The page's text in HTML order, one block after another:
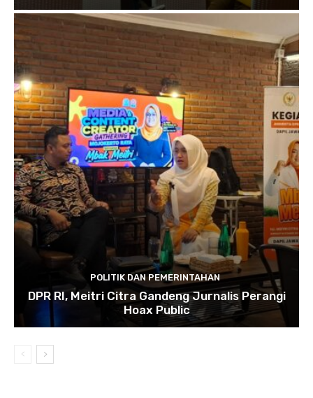
POLITIK DAN PEMERINTAHAN
DPR RI, Meitri Citra Gandeng Jurnalis Perangi
Hoax Public